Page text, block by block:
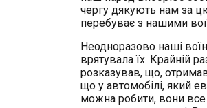
чергу дякують нам за
перебуває з нашими
Неодноразово наші
врятувала їх. Крайній
розказував, що,
що у автомобілі, який
можна робити, вони